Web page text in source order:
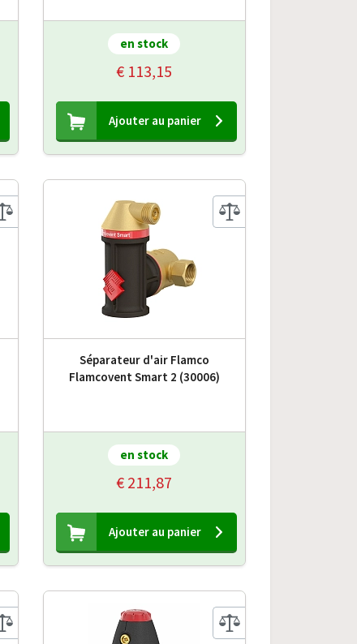
en stock
€ 113,15
Ajouter au panier
Séparateur d'air Flamco
Flamcovent Smart 2 (30006)
en stock
€ 211,87
Ajouter au panier